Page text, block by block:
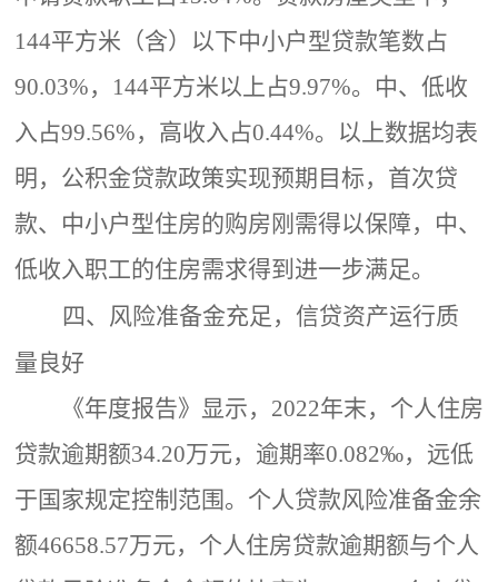
144平方米（含）以下中小户型贷款笔数占
90.03%，144平方米以上占9.97%。 中、低收
入占99.56%，高收入占0.44%。以上数据均表
明，公积金贷款政策实现预期目标，首次贷
款、中小户型住房的购房刚需得以保障，中、
低收入职工的住房需求得到进一步满足。
四、风险准备金充足，信贷资产运行质
量良好
《年度报告》显示， 2022年末，个人住房
贷款逾期额34.20万元，逾期率0.082‰，远低
于国家规定控制范围。个人贷款风险准备金余
额46658.57万元，个人住房贷款逾期额与个人